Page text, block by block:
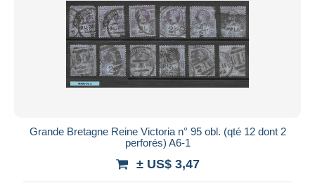
Grande Bretagne Reine Victoria n° 95 obl. (qté 12 dont 2
perforés) A6-1
± US$ 3,47